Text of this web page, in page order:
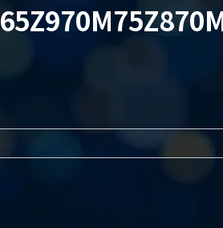
65Z970M